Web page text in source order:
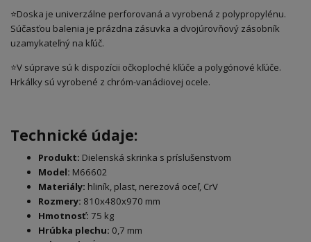
⭐Doska je univerzálne perforovaná a vyrobená z polypropylénu.
Súčasťou balenia je prázdna zásuvka a dvojúrovňový zásobník
uzamykateľný na kľúč.
⭐V súprave sú k dispozícii očkoploché kľúče a polygónové kľúče.
Hrkálky sú vyrobené z chróm-vanádiovej ocele.
Technické údaje:
Produkt: Dielenská skrinka s príslušenstvom
Model: M66602
Materiály: hliník, plast, nerezová oceľ, CrV
Rozmery: 810x480x970 mm
Hmotnosť: 75 kg
Hrúbka plechu: 0,7 mm